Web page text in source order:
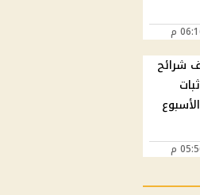
شرائح